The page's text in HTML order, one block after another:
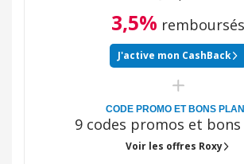
3,5% remboursés
J'active mon CashBack
CODE PROMO ET BONS
9 codes promos et
Voir les offres Roxy